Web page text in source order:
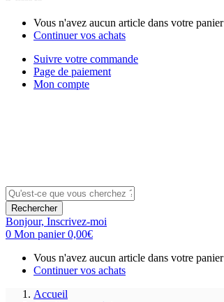
Vous n'avez aucun article dans votre panier
Continuer vos achats
Suivre votre commande
Page de paiement
Mon compte
Rechercher
Bonjour, Inscrivez-moi
0 Mon panier0,00€
Vous n'avez aucun article dans votre panier
Continuer vos achats
Accueil